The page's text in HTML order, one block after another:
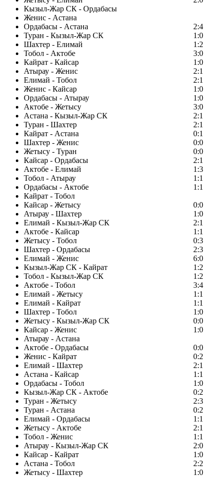
Кызыл-Жар СК - Ордабасы
Женис - Астана
Ордабасы - Астана
2:4
Туран - Кызыл-Жар СК
1:0
Шахтер - Елимай
1:2
Тобол - Актобе
3:0
Кайрат - Кайсар
1:0
Атырау - Женис
2:1
Елимай - Тобол
2:1
Женис - Кайсар
1:0
Ордабасы - Атырау
1:0
Актобе - Жетысу
3:0
Астана - Кызыл-Жар СК
2:1
Туран - Шахтер
2:1
Кайрат - Астана
0:1
Шахтер - Женис
0:0
Жетысу - Туран
0:0
Кайсар - Ордабасы
2:1
Актобе - Елимай
1:3
Тобол - Атырау
1:1
Ордабасы - Актобе
1:1
Кайрат - Тобол
Кайсар - Жетысу
0:0
Атырау - Шахтер
1:0
Елимай - Кызыл-Жар СК
2:1
Актобе - Кайсар
1:1
Жетысу - Тобол
0:3
Шахтер - Ордабасы
2:3
Елимай - Женис
6:0
Кызыл-Жар СК - Кайрат
1:2
Тобол - Кызыл-Жар СК
1:2
Актобе - Тобол
3:4
Елимай - Жетысу
1:1
Елимай - Кайрат
1:1
Шахтер - Тобол
1:0
Жетысу - Кызыл-Жар СК
0:0
Кайсар - Женис
1:0
Атырау - Астана
Актобе - Ордабасы
0:0
Женис - Кайрат
0:2
Елимай - Шахтер
2:1
Астана - Кайсар
1:1
Ордабасы - Тобол
1:0
Кызыл-Жар СК - Актобе
0:2
Туран - Жетысу
2:3
Туран - Астана
0:2
Елимай - Ордабасы
1:1
Жетысу - Актобе
2:1
Тобол - Женис
1:1
Атырау - Кызыл-Жар СК
2:0
Кайсар - Кайрат
1:0
Астана - Тобол
2:2
Жетысу - Шахтер
1:0